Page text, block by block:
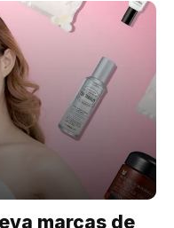
marcas de